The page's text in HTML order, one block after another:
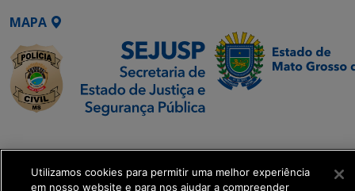
MAPA
Executiva de
Transformação Digital
Utilizamos cookies para permitir uma melhor experiência
em nosso website e para nos ajudar a compreender